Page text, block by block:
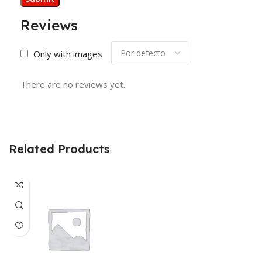
Reviews
Only with images
There are no reviews yet.
Related Products